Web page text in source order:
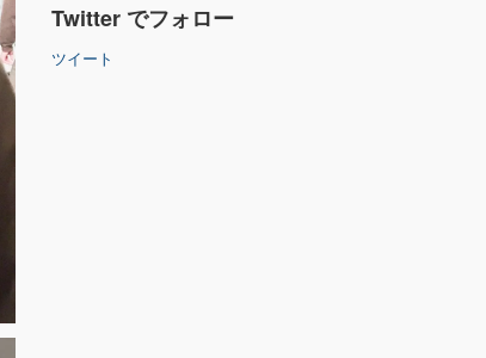
ん ん
Twitter でフォロー
ツイート